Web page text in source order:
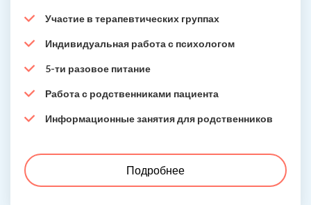
Участие в терапевтических группах
Индивидуальная работа с психологом
5-ти разовое питание
Работа с родственниками пациента
Информационные занятия для родственников
Подробнее